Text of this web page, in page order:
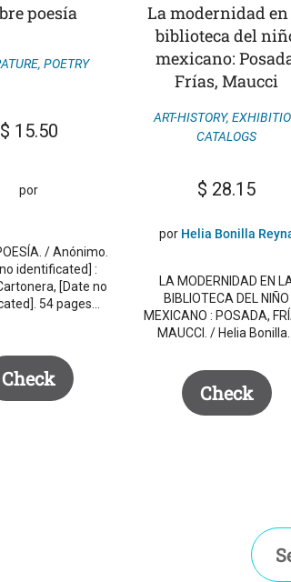
poesía
, POETRY
$ 15.50
por
/ Anónimo.
identificated] :
[Date no
54 pages…
Check
La modernidad
biblioteca del
mexicano:
Frías, Maucci
ART-HISTORY,
CATALOGS
$ 28.15
por Helia Bonilla
LA MODERNIDAD EN
BIBLIOTECA DEL NIÑO
MEXICANO : POSADA,
MAUCCI. / Helia Bonilla…
Check